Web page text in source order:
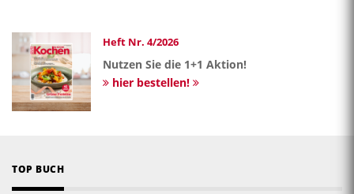
Heft Nr. 4/2026
Nutzen Sie die 1+1 Aktion!
hier bestellen!
TOP BUCH